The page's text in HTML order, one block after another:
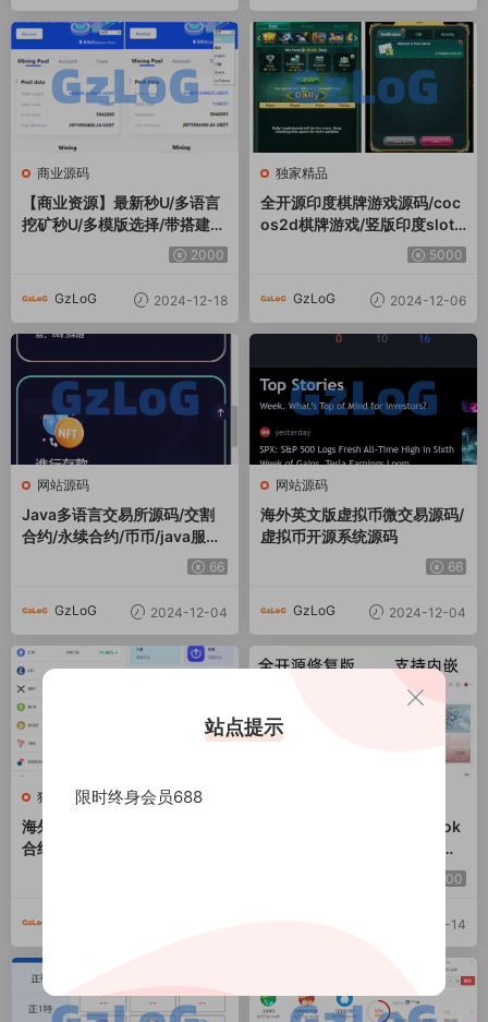
商业源码
【商业资源】最新秒U/多语言
挖矿秒U/多模版选择/带搭建说
2000
GzLoG 2024-12-18
独家精品
全开源印度棋牌游戏源码/coc
os2d棋牌游戏/竖版印度slots
5000
GzLoG 2024-12-06
网站源码
Java多语言交易所源码/交割
合约/永续合约/币币/java服务
66
GzLoG 2024-12-04
网站源码
海外英文版虚拟币微交易源码/
虚拟币开源系统源码
66
GzLoG 2024-12-04
独家精品
海外FX7综合外汇交易所系统/
合约挂单交易/秒合约交易/K线
二开版java版跨境商城/tiktok
shop内嵌跨境电商/java跨境
独立站二开/带详细搭建教程2000
2024-11-14
站点提示
限时终身会员688